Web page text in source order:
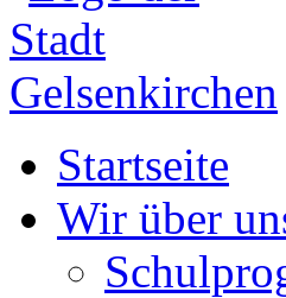
Startseite
Wir über